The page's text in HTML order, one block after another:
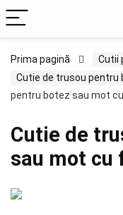
Prima pagină
Cutii
Cutie de trusou pentru
pentru botez sau mot
Cutie de
sau mot